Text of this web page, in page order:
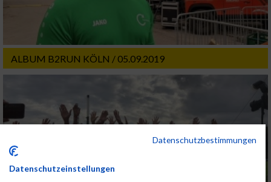
ALBUM B2RUN KÖLN / 05.09.2019
Datenschutzbestimmungen
Datenschutzeinstellungen